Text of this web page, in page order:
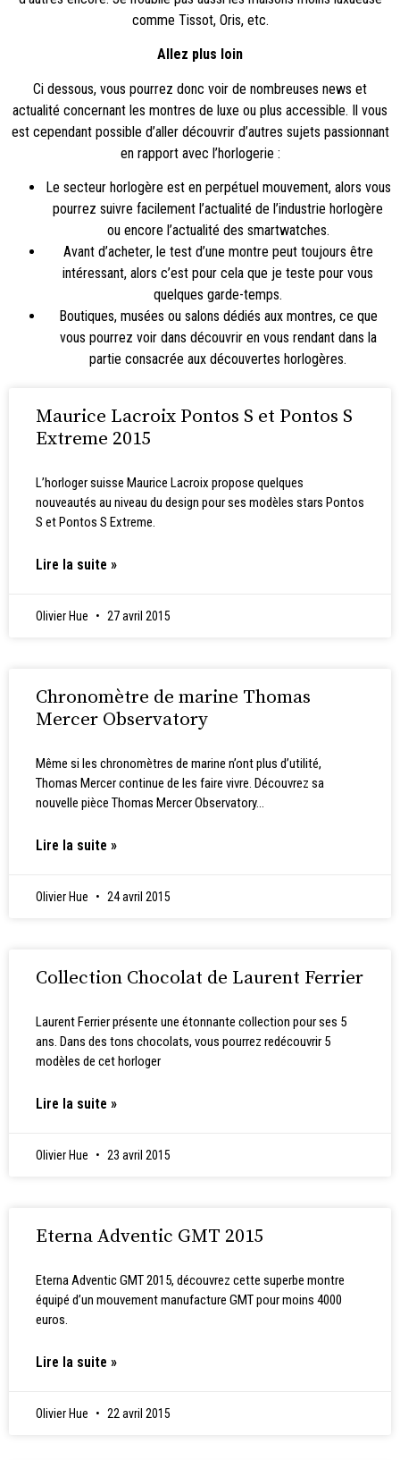
comme Tissot, Oris, etc.
Allez plus loin
Ci dessous, vous pourrez donc voir de nombreuses news et
actualité concernant les montres de luxe ou plus accessible. Il vous
est cependant possible d’aller découvrir d’autres sujets passionnant
en rapport avec l’horlogerie :
Le secteur horlogère est en perpétuel mouvement, alors vous
pourrez suivre facilement l’actualité de l’industrie horlogère
ou encore l’actualité des smartwatches.
Avant d’acheter, le test d’une montre peut toujours être
intéressant, alors c’est pour cela que je teste pour vous
quelques garde-temps.
Boutiques, musées ou salons dédiés aux montres, ce que
vous pourrez voir dans découvrir en vous rendant dans la
partie consacrée aux découvertes horlogères.
Maurice Lacroix Pontos S et Pontos S
Extreme 2015
L’horloger suisse Maurice Lacroix propose quelques
nouveautés au niveau du design pour ses modèles stars Pontos
S et Pontos S Extreme.
Lire la suite »
Olivier Hue 27 avril 2015
Chronomètre de marine Thomas
Mercer Observatory
Même si les chronomètres de marine n’ont plus d’utilité,
Thomas Mercer continue de les faire vivre. Découvrez sa
nouvelle pièce Thomas Mercer Observatory…
Lire la suite »
Olivier Hue 24 avril 2015
Collection Chocolat de Laurent Ferrier
Laurent Ferrier présente une étonnante collection pour ses 5
ans. Dans des tons chocolats, vous pourrez redécouvrir 5
modèles de cet horloger
Lire la suite »
Olivier Hue 23 avril 2015
Eterna Adventic GMT 2015
Eterna Adventic GMT 2015, découvrez cette superbe montre
équipé d’un mouvement manufacture GMT pour moins 4000
euros.
Lire la suite »
Olivier Hue 22 avril 2015